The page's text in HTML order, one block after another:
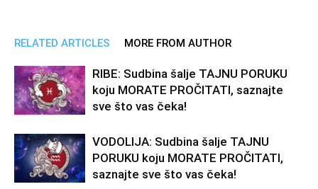
RELATED ARTICLES MORE FROM AUTHOR
RIBE: Sudbina šalje TAJNU PORUKU
koju MORATE PROČITATI, saznajte
sve što vas čeka!
VODOLIJA: Sudbina šalje TAJNU
PORUKU koju MORATE PROČITATI,
saznajte sve što vas čeka!